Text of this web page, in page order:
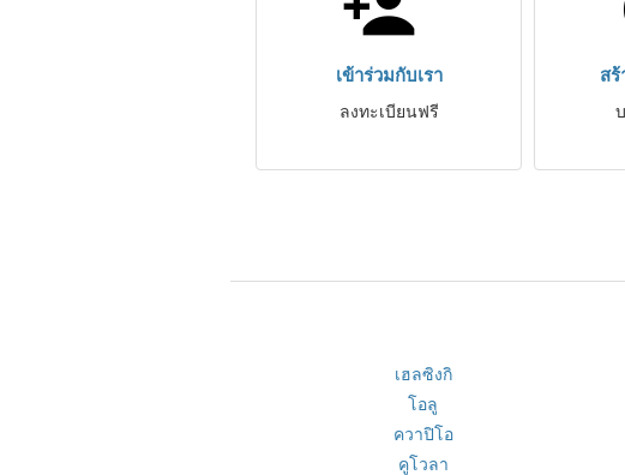
เข้าร่วมกับเรา
ลงทะเบียนฟรี
สร้
เฮลซิงกิ
โอลู
ควาปิโอ
คูโวลา